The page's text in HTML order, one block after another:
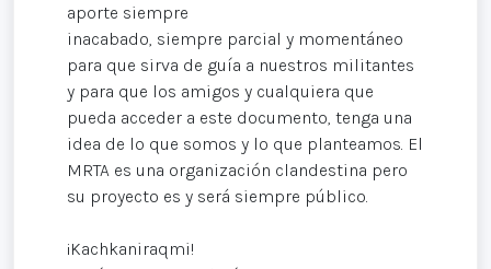
aporte siempre
inacabado, siempre parcial y momentáneo
para que sirva de guía a nuestros militantes
y para que los amigos y cualquiera que
pueda acceder a este documento, tenga una
idea de lo que somos y lo que planteamos. El
MRTA es una organización clandestina pero
su proyecto es y será siempre público.
¡Kachkaniraqmi!